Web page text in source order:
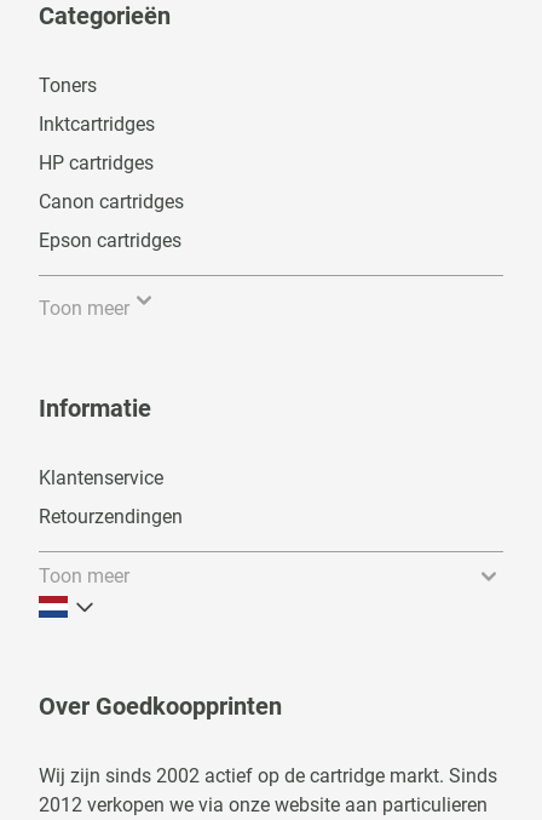
Categorieën
Toners
Inktcartridges
HP cartridges
Canon cartridges
Epson cartridges
Toon meer
Informatie
Klantenservice
Retourzendingen
Toon meer
Over Goedkoopprinten
Wij zijn sinds 2002 actief op de cartridge markt. Sinds
2012 verkopen we via onze website aan particulieren